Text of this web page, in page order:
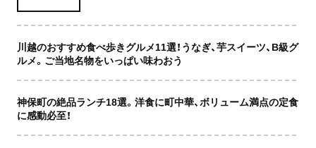
川越のおすすめ食べ歩きグルメ11選！うなぎ、芋スイーツ、B級グ
ルメ。ご当地名物をいっぱい味わおう
神保町の絶品ランチ18選。洋食に町中華、ボリューム満点の定食
に感動必至！